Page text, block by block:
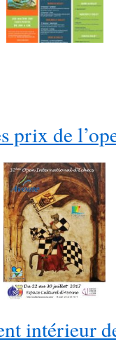
prix de
intérieur